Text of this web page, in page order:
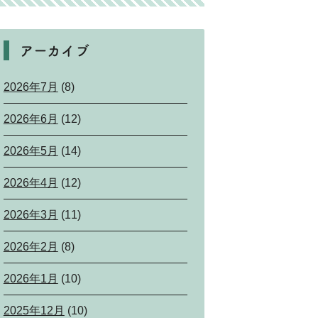
アーカイブ
2026年7月 (8)
2026年6月 (12)
2026年5月 (14)
2026年4月 (12)
2026年3月 (11)
2026年2月 (8)
2026年1月 (10)
2025年12月 (10)